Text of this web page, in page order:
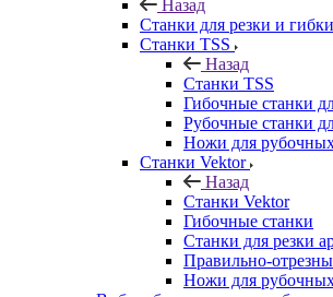
Назад
Станки для резки и
Станки TSS
Назад
Станки TSS
Гибочные станки
Рубочные станки
Ножи для рубочных
Станки Vektor
Назад
Станки Vektor
Гибочные станки
Станки для резки
Правильно-
Ножи для рубочных